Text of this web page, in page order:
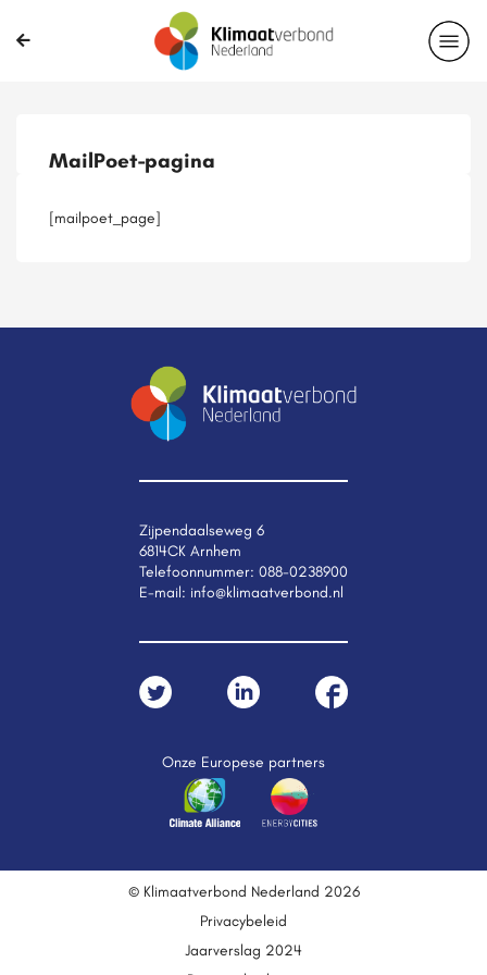
Casussen
MailPoet-pagina
[mailpoet_page]
Zijpendaalseweg 6
6814CK Arnhem
Telefoonnummer: 088-0238900
E-mail: info@klimaatverbond.nl
Onze Europese partners
© Klimaatverbond Nederland 2026
Privacybeleid
Jaarverslag 2024